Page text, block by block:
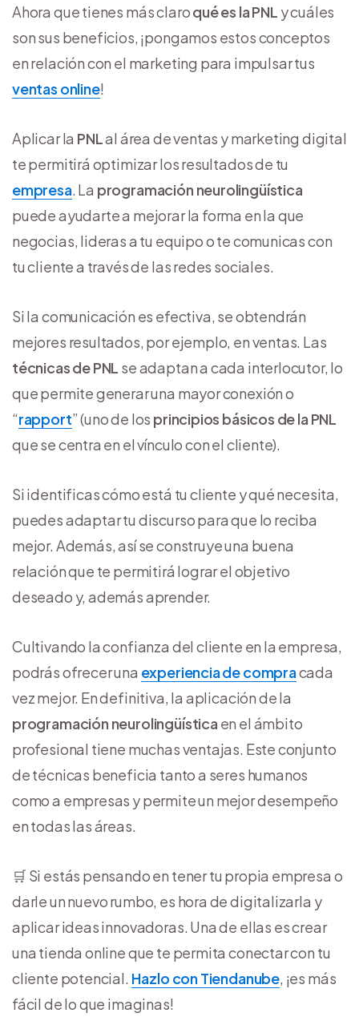
Ahora que tienes más claroqué es la PNL y cuáles
son sus beneficios, ¡pongamos estos conceptos
en relación con el marketing para impulsar tus
ventas online!
Aplicar la PNLal área de ventas y marketing digital
te permitirá optimizar los resultados de tu
empresa. La programación neurolingüística
puede ayudarte a mejorar la forma en la que
negocias, lideras a tu equipo o te comunicas con
tu cliente a través de las redes sociales.
Si la comunicación es efectiva, se obtendrán
mejores resultados, por ejemplo, en ventas. Las
técnicas de PNL se adaptan a cada interlocutor, lo
que permite generar una mayor conexión o
“rapport” (uno de los principios básicos de la PNL
que se centra en el vínculo con el cliente).
Si identificas cómo está tu cliente y qué necesita,
puedes adaptar tu discurso para que lo reciba
mejor. Además, así se construye una buena
relación que te permitirá lograr el objetivo
deseado y, además aprender.
Cultivando la confianza del cliente en la empresa,
podrás ofrecer una experiencia de compracada
vez mejor. En definitiva, la aplicación de la
programación neurolingüística en el ámbito
profesional tiene muchas ventajas. Este conjunto
de técnicas beneficia tanto a seres humanos
como a empresas y permite un mejor desempeño
en todas las áreas.
🛒 Si estás pensando en tener tu propia empresa o
darle un nuevo rumbo, es hora de digitalizarla y
aplicar ideas innovadoras. Una de ellas es crear
una tienda online que te permita conectar con tu
cliente potencial. Hazlo con Tiendanube, ¡es más
fácil de lo que imaginas!